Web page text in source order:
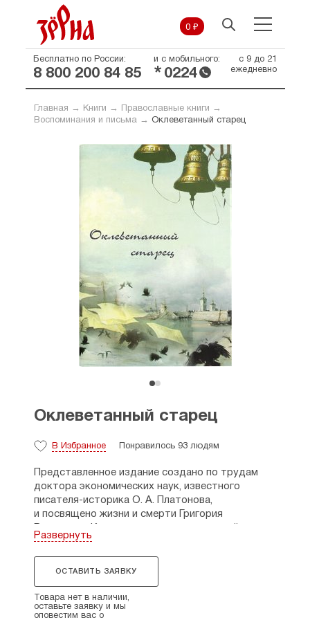
0 ₽
Бесплатно по России:
8 800 200 84 85
и с мобильного:
* 0224
с 9 до 21
ежедневно
Главная → Книги → Православные книги →
Воспоминания и письма→ Оклеветанный старец
Оклеветанный старец
В Избранное Понравилось 93 людям
Представленное издание создано по трудам
доктора экономических наук, известного
писателя-историка О. А. Платонова,
и посвящено жизни и смерти Григория
первой — «Оклеветанный старец. Правда
о Григории Распутине» — Игорь Евсин пишет,
что миф о Распутине — ложь и клевета,
созданная специально для того, чтобы
опорочить Российского Самодержца Николая II,
а в его лице и весь монархический строй, и тем
Развернуть
ОСТАВИТЬ ЗАЯВКУ
Товара нет в наличии,
оставьте заявку и мы
оповестим вас о